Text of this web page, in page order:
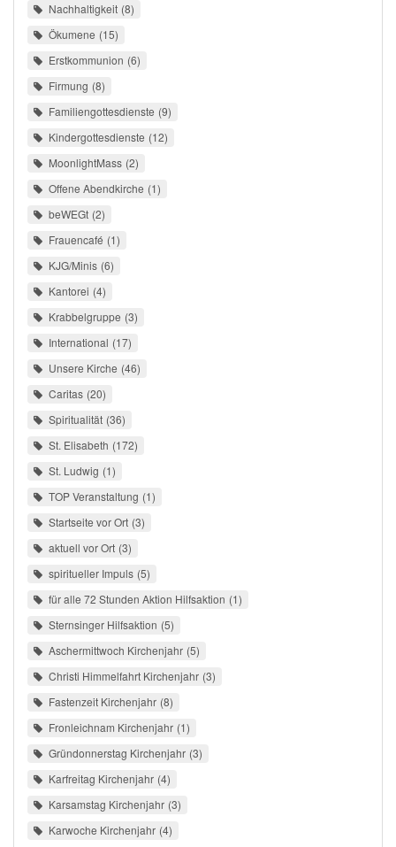
Nachhaltigkeit 8
Ökumene 15
Erstkommunion 6
Firmung 8
Familiengottesdienste 9
Kindergottesdienste 12
MoonlightMass 2
Offene Abendkirche 1
beWEGt 2
Frauencafé 1
KJG/Minis 6
Kantorei 4
Krabbelgruppe 3
International 17
Unsere Kirche 46
Caritas 20
Spiritualität 36
St. Elisabeth 172
St. Ludwig 1
TOP Veranstaltung 1
Startseite vor Ort 3
aktuell vor Ort 3
spiritueller Impuls 5
für alle 72 Stunden Aktion Hilfsaktion 1
Sternsinger Hilfsaktion 5
Aschermittwoch Kirchenjahr 5
Christi Himmelfahrt Kirchenjahr 3
Fastenzeit Kirchenjahr 8
Fronleichnam Kirchenjahr 1
Gründonnerstag Kirchenjahr 3
Karfreitag Kirchenjahr 4
Karsamstag Kirchenjahr 3
Karwoche Kirchenjahr 4